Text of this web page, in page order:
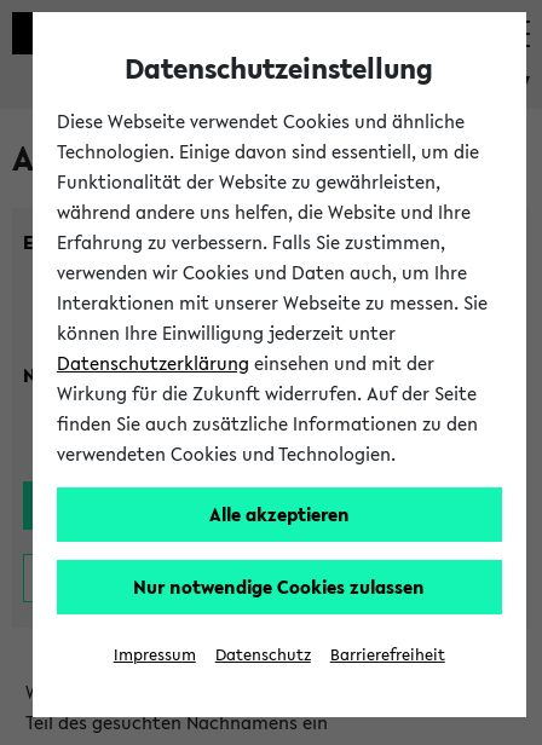
eKVV
Alle Lehrenden
Einrichtung:
Nachname:
Wählen Sie die Einrichtung aus und/oder geben Sie einen
Teil des gesuchten Nachnamens ein
Datenschutzeinstellung
Diese Webseite verwendet Cookies und ähnliche
Technologien. Einige davon sind essentiell, um die
Funktionalität der Website zu gewährleisten,
während andere uns helfen, die Website und Ihre
Erfahrung zu verbessern. Falls Sie zustimmen,
verwenden wir Cookies und Daten auch, um Ihre
Interaktionen mit unserer Webseite zu messen. Sie
können Ihre Einwilligung jederzeit unter
Datenschutzerklärung einsehen und mit der
Wirkung für die Zukunft widerrufen. Auf der Seite
finden Sie auch zusätzliche Informationen zu den
verwendeten Cookies und Technologien.
Alle akzeptieren
Nur notwendige Cookies zulassen
Impressum Datenschutz Barrierefreiheit